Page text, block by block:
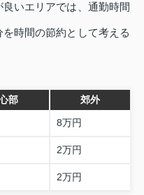
いエリアでは、通勤時間
時間の節約として考える
部 郊外
8万円
2万円
2万円